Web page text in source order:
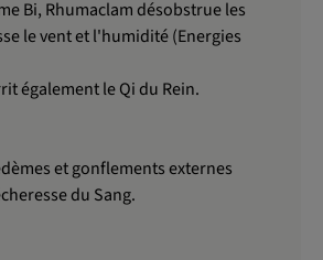
Bi, Rhumaclam désobstrue les
le vent et l'humidité (Energies
également le Qi du Rein.
et gonflements externes
du Sang.